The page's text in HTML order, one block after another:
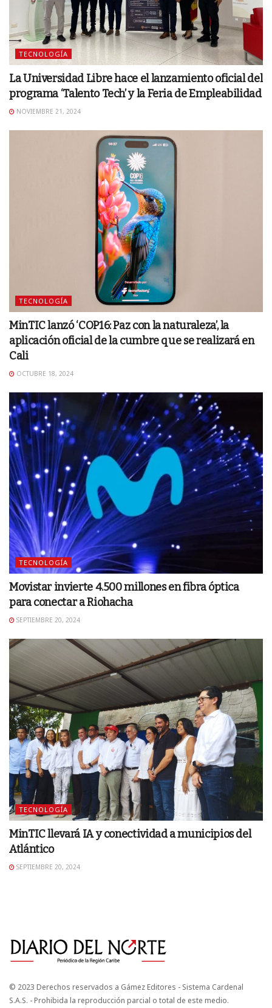
TECNOLOGÍA
La Universidad Libre hace el lanzamiento oficial del
programa ‘Talento Tech’ y la Feria de Empleabilidad
NOVIEMBRE 21, 2024
TECNOLOGÍA
MinTIC lanzó ‘COP16: Paz con la naturaleza’, la
aplicación oficial de la cumbre que se realizará en
Cali
OCTUBRE 18, 2024
TECNOLOGÍA
Movistar invierte 4.500 millones en fibra óptica
para conectar a Riohacha
SEPTIEMBRE 20, 2024
TECNOLOGÍA
MinTIC llevará IA y conectividad a municipios del
Atlántico
SEPTIEMBRE 20, 2024
© 2023 Derechos reservados a Gámez Editores - Sistema Cardenal
S.A.S. - Prohibida la reproducción parcial o total de este medio.